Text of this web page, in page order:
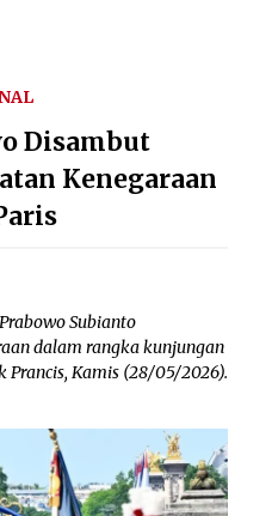
Disambut
Kenegaraan
Subianto
dalam rangka kunjungan
Prancis, Kamis (28/05/2026).